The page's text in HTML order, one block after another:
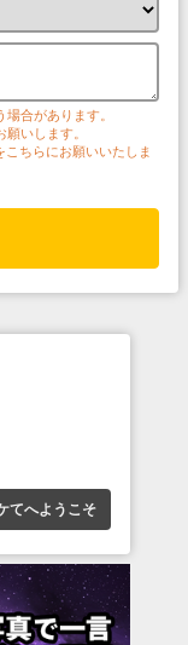
合があります。
いします。
ちらにお願いいたしま
てへようこそ